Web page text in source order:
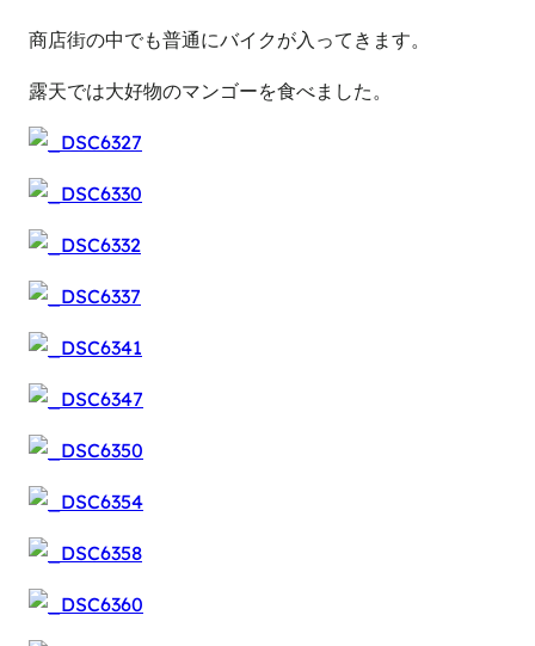
商店街の中でも普通にバイクが入ってきます。
露天では大好物のマンゴーを食べました。